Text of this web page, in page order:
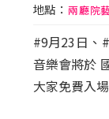
地點： 兩廳院
#9月23日、
音樂會將於
大家免費入